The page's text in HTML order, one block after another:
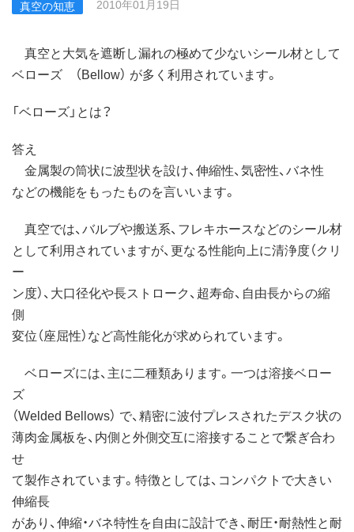
真空の知恵 2010年01月19日
真空と大気を遮断し漏れの極めて少ないシール材として
ベローズ （Bellow） が多く利用されています。
「ベローズ」とは？
答え
金属製の筒状に波型状を設け、伸縮性、気密性、バネ性
などの機能をもったものを言いいます。
真空では、バルブや搬送系、フレキホースなどのシール材
として利用されていますが、更なる性能向上に清浄度（クリ
ー
ン度）、大口径化や長ストローク、超寿命、自由長からの縮
側
変位（座屈性）など高性能化が求められています。
ベローズには、主に二種類あります。一つは溶接ベロー
ズ
（Welded Bellows） で、精密に波付プレスされたデスク状の
薄肉金属板を、内側と外側交互に溶接することで繋ぎ合わ
せ
て製作されています。特徴としては、コンパクトで大きい
伸縮長
があり、伸縮・バネ特性を自由に設計でき、耐圧・耐熱性と耐